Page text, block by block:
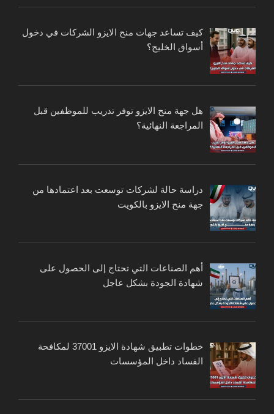
كيف تساعد جهات منح الايزو الشركات في دخول
أسواق الخليج؟
هل جهة منح الايزو توفر تدريب للموظفين قبل
المراجعة النهائية؟
دراسة حالة لشركات توسعت بعد اعتمادها من
جهة منح الايزو بالكويت
أهم الصناعات التي تحتاج إلى الحصول على
شهادة الجودة بشكل عاجل
خطوات تطبيق شهادة الايزو 37001 لمكافحة
الفساد داخل المؤسسات